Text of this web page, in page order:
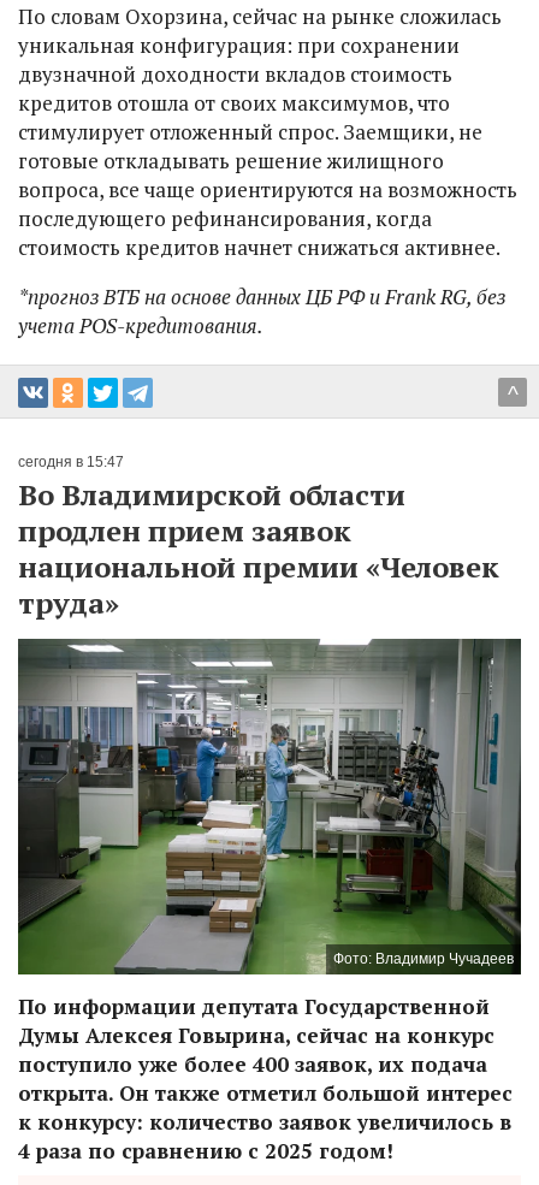
По словам Охорзина, сейчас на рынке сложилась
уникальная конфигурация: при сохранении
двузначной доходности вкладов стоимость
кредитов отошла от своих максимумов, что
стимулирует отложенный спрос. Заемщики, не
готовые откладывать решение жилищного
вопроса, все чаще ориентируются на возможность
последующего рефинансирования, когда
стоимость кредитов начнет снижаться активнее.
*прогноз ВТБ на основе данных ЦБ РФ и Frank RG, без
учета POS-кредитования.
^
сегодня в 15:47
Во Владимирской области
продлен прием заявок
национальной премии «Человек
труда»
Фото: Владимир Чучадеев
По информации депутата Государственной
Думы Алексея Говырина, сейчас на конкурс
поступило уже более 400 заявок, их подача
открыта. Он также отметил большой интерес
к конкурсу: количество заявок увеличилось в
4 раза по сравнению с 2025 годом!